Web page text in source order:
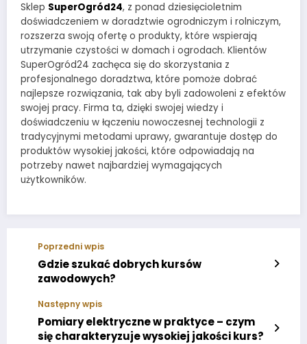
Sklep SuperOgród24, z ponad dziesięcioletnim
doświadczeniem w doradztwie ogrodniczym i rolniczym,
rozszerza swoją ofertę o produkty, które wspierają
utrzymanie czystości w domach i ogrodach. Klientów
SuperOgród24 zachęca się do skorzystania z
profesjonalnego doradztwa, które pomoże dobrać
najlepsze rozwiązania, tak aby byli zadowoleni z efektów
swojej pracy. Firma ta, dzięki swojej wiedzy i
doświadczeniu w łączeniu nowoczesnej technologii z
tradycyjnymi metodami uprawy, gwarantuje dostęp do
produktów wysokiej jakości, które odpowiadają na
potrzeby nawet najbardziej wymagających
użytkowników.
Poprzedni wpis
Gdzie szukać dobrych kursów
zawodowych?
Następny wpis
Pomiary elektryczne w praktyce – czym
się charakteryzuje wysokiej jakości kurs?